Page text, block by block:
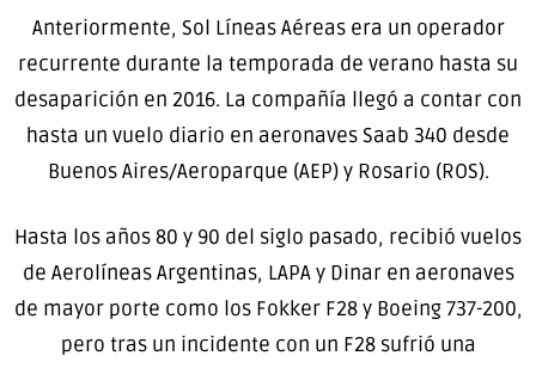
Anteriormente, Sol Líneas Aéreas era un operador
recurrente durante la temporada de verano hasta su
desaparición en 2016. La compañía llegó a contar con
hasta un vuelo diario en aeronaves Saab 340 desde
Buenos Aires/Aeroparque (AEP) y Rosario (ROS).
Hasta los años 80 y 90 del siglo pasado, recibió vuelos
de Aerolíneas Argentinas, LAPA y Dinar en aeronaves
de mayor porte como los Fokker F28 y Boeing 737-200,
pero tras un incidente con un F28 sufrió una